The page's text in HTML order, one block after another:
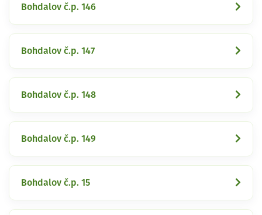
Bohdalov č.p. 146
Bohdalov č.p. 147
Bohdalov č.p. 148
Bohdalov č.p. 149
Bohdalov č.p. 15